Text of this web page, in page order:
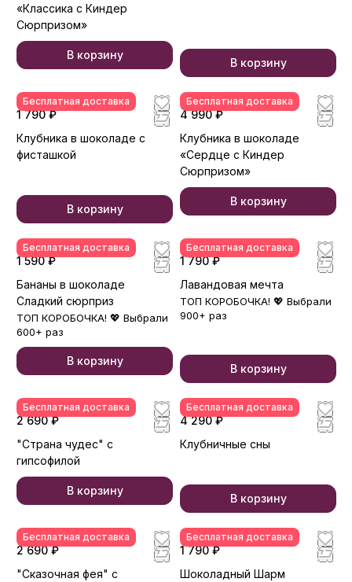
«Классика с Киндер
Сюрпризом»
В корзину
В корзину
Бесплатная доставка
1 790 ₽
Клубника в шоколаде с
фисташкой
В корзину
Бесплатная доставка
4 990 ₽
Клубника в шоколаде
«Сердце с Киндер
Сюрпризом»
В корзину
Бесплатная доставка
1 590 ₽
Бананы в шоколаде
Сладкий сюрприз
ТОП КОРОБОЧКА! 💖 Выбрали
600+ раз
В корзину
Бесплатная доставка
1 790 ₽
Лавандовая мечта
ТОП КОРОБОЧКА! 💖 Выбрали
900+ раз
В корзину
Бесплатная доставка
2 690 ₽
"Страна чудес" с
гипсофилой
В корзину
Бесплатная доставка
4 290 ₽
Клубничные сны
В корзину
Бесплатная доставка
2 690 ₽
"Сказочная фея" с
Бесплатная доставка
1 790 ₽
Шоколадный Шарм